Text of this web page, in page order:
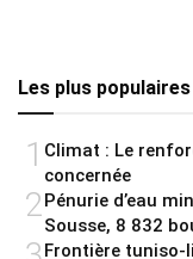
Les plus populaires
1 Climat : Le
concernée
2 Pénurie d’eau
Sousse, 8 832
Frontière tuniso-